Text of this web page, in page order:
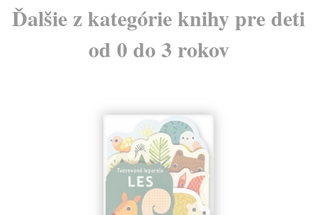
Ďalšie z kategórie knihy pre deti
od 0 do 3 rokov